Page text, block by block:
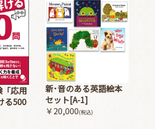
応用
る500
新･音のある英語絵本
セット[A-1]
￥20,000(税込)